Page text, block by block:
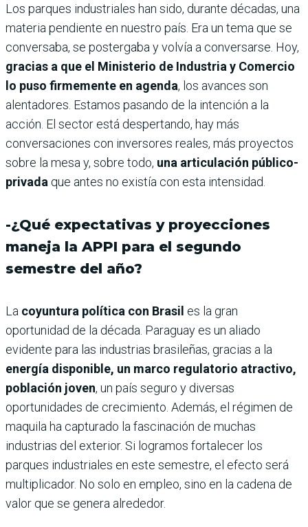
Los parques industriales han sido, durante décadas, una
materia pendiente en nuestro país. Era un tema que se
conversaba, se postergaba y volvía a conversarse. Hoy,
gracias a que el Ministerio de Industria y Comercio
lo puso firmemente en agenda, los avances son
alentadores. Estamos pasando de la intención a la
acción. El sector está despertando, hay más
conversaciones con inversores reales, más proyectos
sobre la mesa y, sobre todo, una articulación público-
privada que antes no existía con esta intensidad.
-¿Qué expectativas y proyecciones
maneja la APPI para el segundo
semestre del año?
La coyuntura política con Brasil es la gran
oportunidad de la década. Paraguay es un aliado
evidente para las industrias brasileñas, gracias a la
energía disponible, un marco regulatorio atractivo,
población joven, un país seguro y diversas
oportunidades de crecimiento. Además, el régimen de
maquila ha capturado la fascinación de muchas
industrias del exterior. Si logramos fortalecer los
parques industriales en este semestre, el efecto será
multiplicador. No solo en empleo, sino en la cadena de
valor que se genera alrededor.